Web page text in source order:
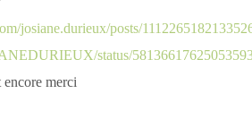
josiane.durieux/posts/
status/
encore merci